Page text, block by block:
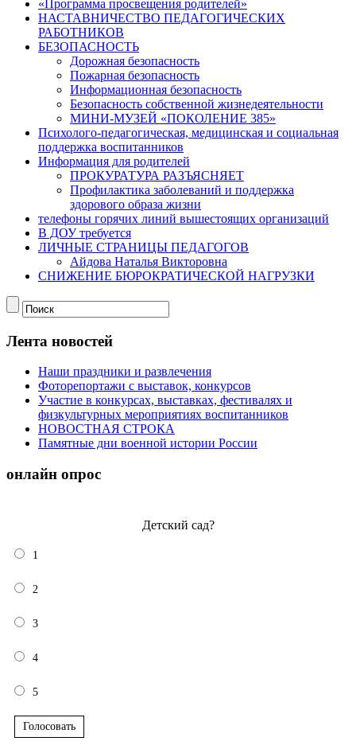
«Программа просвещения родителей»
НАСТАВНИЧЕСТВО ПЕДАГОГИЧЕСКИХ
РАБОТНИКОВ
БЕЗОПАСНОСТЬ
Дорожная безопасность
Пожарная безопасность
Информационная безопасность
Безопасность собственной жизнедеятельности
МИНИ-МУЗЕЙ «ПОКОЛЕНИЕ 385»
Психолого-педагогическая, медицинская и социальная
поддержка воспитанников
Информация для родителей
ПРОКУРАТУРА РАЗЪЯСНЯЕТ
Профилактика заболеваний и поддержка
здорового образа жизни
телефоны горячих линий вышестоящих организаций
В ДОУ требуется
ЛИЧНЫЕ СТРАНИЦЫ ПЕДАГОГОВ
Айдова Наталья Викторовна
СНИЖЕНИЕ БЮРОКРАТИЧЕСКОЙ НАГРУЗКИ
Лента новостей
Наши праздники и развлечения
Фоторепортажи с выставок, конкурсов
Участие в конкурсах, выставках, фестивалях и
физкультурных мероприятиях воспитанников
НОВОСТНАЯ СТРОКА
Памятные дни военной истории России
онлайн опрос
Детский сад?
1
2
3
4
5
Голосовать